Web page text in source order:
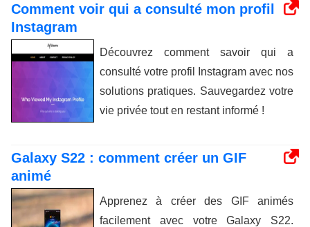
Comment voir qui a consulté mon profil
Instagram
Découvrez comment savoir qui a
consulté votre profil Instagram avec nos
solutions pratiques. Sauvegardez votre
vie privée tout en restant informé !
Galaxy S22 : comment créer un GIF
animé
Apprenez à créer des GIF animés
facilement avec votre Galaxy S22.